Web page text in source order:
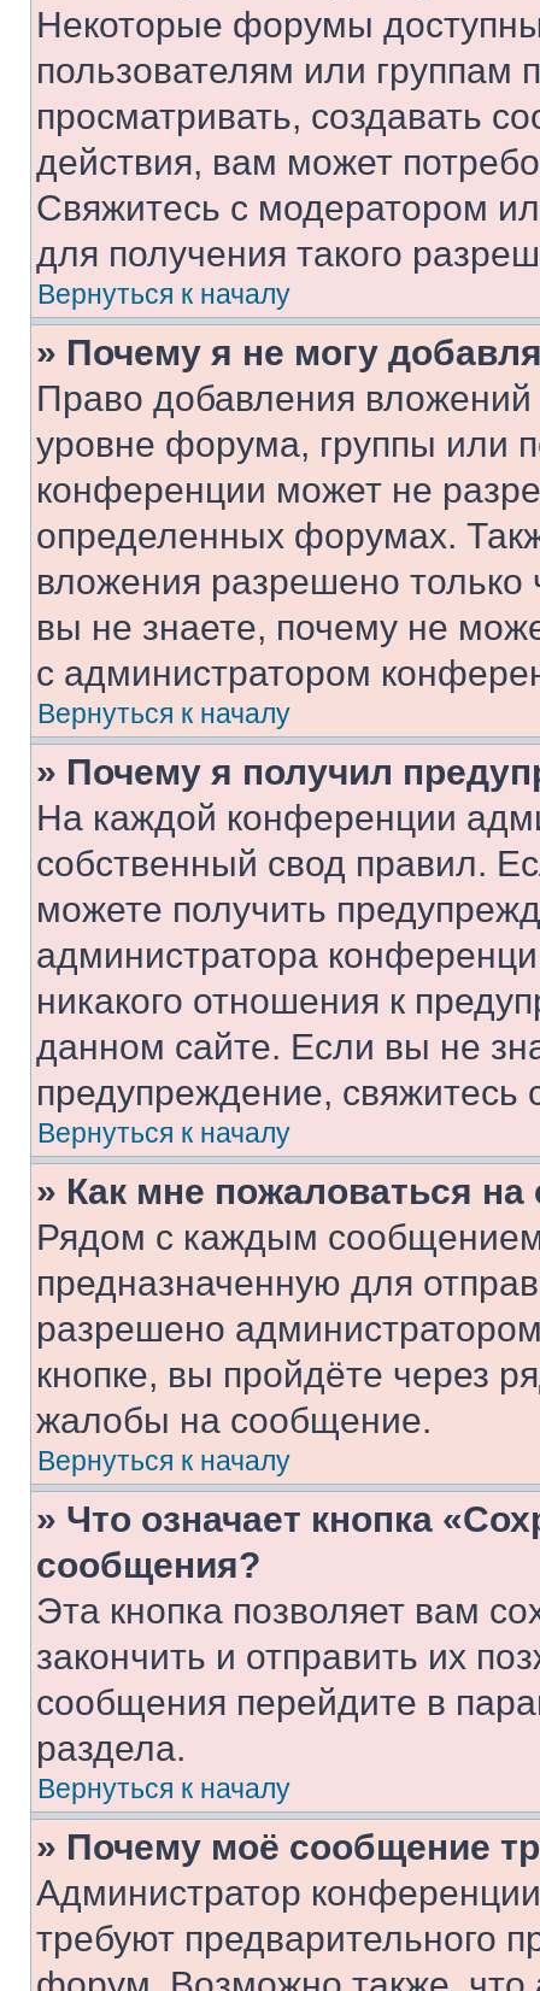
Некоторые форумы
пользователям или группам
просматривать, создавать
действия, вам может
Свяжитесь с модератором
для получения такого
Вернуться к началу
» Почему я не могу
Право добавления
уровне форума, группы или
конференции может не
определенных форумах.
вложения разрешено
вы не знаете, почему не
с администратором
Вернуться к началу
» Почему я получил
На каждой конференции
собственный свод правил.
можете получить
администратора
никакого отношения к
данном сайте. Если вы не
предупреждение,
Вернуться к началу
» Как мне пожаловаться
Рядом с каждым сообщением
предназначенную для
разрешено
кнопке, вы пройдёте через
жалобы на сообщение.
Вернуться к началу
» Что означает кнопка
сообщения?
Эта кнопка позволяет вам
закончить и отправить их
сообщения перейдите в
раздела.
Вернуться к началу
» Почему моё сообщение
Администратор
требуют предварительного